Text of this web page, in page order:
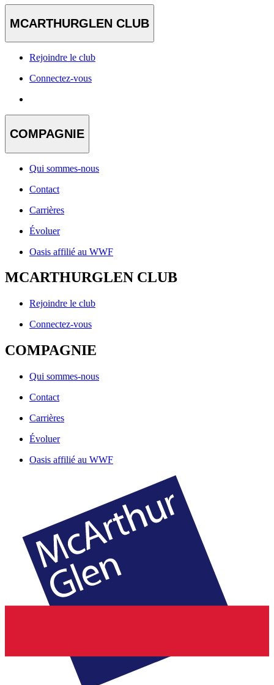
MCARTHURGLEN CLUB
Rejoindre le club
Connectez-vous
COMPAGNIE
Qui sommes-nous
Contact
Carrières
Évoluer
Oasis affilié au WWF
MCARTHURGLEN CLUB
Rejoindre le club
Connectez-vous
COMPAGNIE
Qui sommes-nous
Contact
Carrières
Évoluer
Oasis affilié au WWF